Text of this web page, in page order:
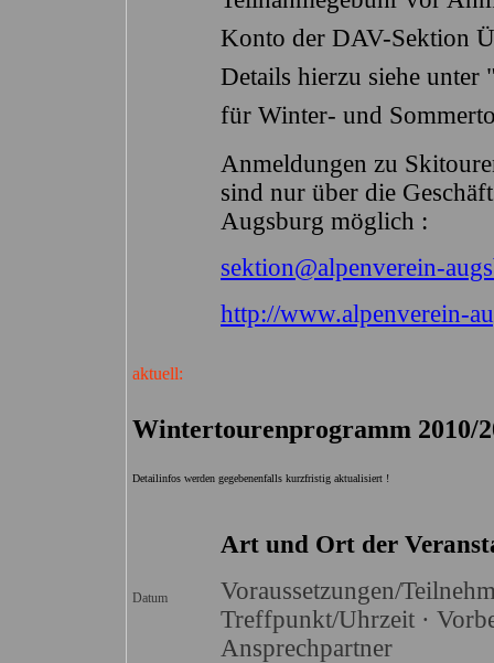
Konto der DAV-Sektion
Details hierzu siehe unter
für Winter- und
Anmeldungen zu
sind nur über die
Augsburg möglich :
sektion@alpenverein-
http://www.alpenverein-
aktuell:
Wintertourenprogramm 2010/
Detailinfos werden gegebenenfalls kurzfristig aktualisiert !
Datum
Art und Ort der
Voraussetzungen/
Treffpunkt/Uhrzeit ·
Ansprechpartner